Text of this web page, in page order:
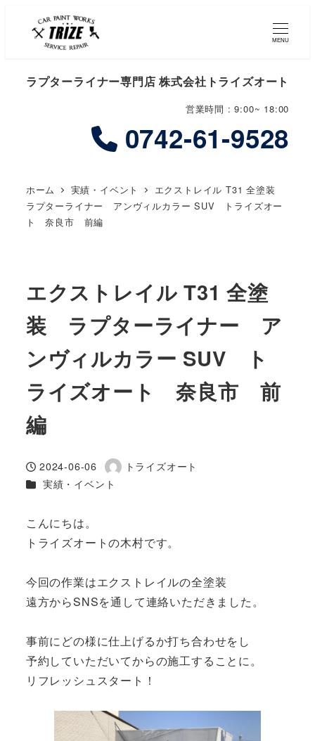
MENU
ラプターライナー専門店 株式会社トライズオート
営業時間 : 9:00~ 18:00
0742-61-9528
ホーム 実績・イベント
エクストレイル T31 全塗装
ラプターライナー アンヴィルカラー SUV トライズオー
ト 奈良市 前編
エクストレイル T31 全塗
装 ラプターライナー ア
ンヴィルカラー SUV ト
ライズオート 奈良市 前
編
投稿日
2024-06-06
著
者
トライズオート
カテゴリー
実績・イベント
こんにちは。
トライズオートの木村です。
今回の作業はエクストレイルの全塗装
遠方からSNSを通して連絡いただきました。
事前にどの様に仕上げるか打ち合わせをし
予約していただいてからの施工することに。
リフレッシュスタート！